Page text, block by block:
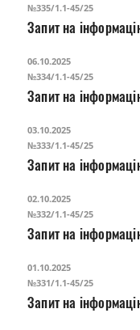
№335/1.1-45/25
Запит на
06.10.2025
№334/1.1-45/25
Запит на
03.10.2025
№333/1.1-45/25
Запит на
02.10.2025
№332/1.1-45/25
Запит на
01.10.2025
№331/1.1-45/25
Запит на